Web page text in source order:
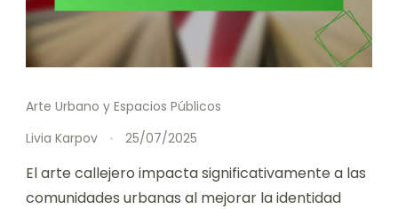
Arte Urbano y Espacios Públicos
Livia Karpov
25/07/2025
El arte callejero impacta significativamente a las
comunidades urbanas al mejorar la identidad